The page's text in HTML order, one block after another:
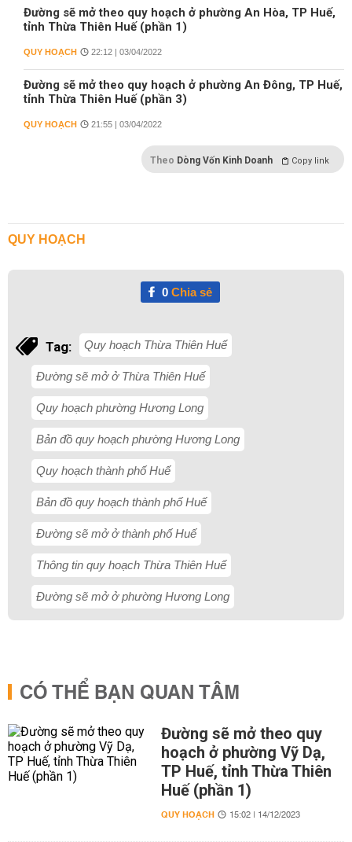
Đường sẽ mở theo quy hoạch ở phường An Hòa, TP Huế,
tỉnh Thừa Thiên Huế (phần 1)
QUY HOẠCH 22:12 | 03/04/2022
Đường sẽ mở theo quy hoạch ở phường An Đông, TP Huế,
tỉnh Thừa Thiên Huế (phần 3)
QUY HOẠCH 21:55 | 03/04/2022
Theo Dòng Vốn Kinh Doanh Copy link
QUY HOẠCH
0Chia sẻ
Tag: Quy hoạch Thừa Thiên Huế
Đường sẽ mở ở Thừa Thiên Huế
Quy hoạch phường Hương Long
Bản đồ quy hoạch phường Hương Long
Quy hoạch thành phố Huế
Bản đồ quy hoạch thành phố Huế
Đường sẽ mở ở thành phố Huế
Thông tin quy hoạch Thừa Thiên Huế
Đường sẽ mở ở phường Hương Long
CÓ THỂ BẠN QUAN TÂM
Đường sẽ mở theo quy
hoạch ở phường Vỹ Dạ,
TP Huế, tỉnh Thừa Thiên
Huế (phần 1)
QUY HOẠCH 15:02 | 14/12/2023